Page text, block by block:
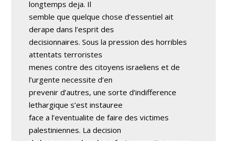
longtemps deja. Il
semble que quelque chose d’essentiel ait
derape dans l’esprit des
decisionnaires. Sous la pression des horribles
attentats terroristes
menes contre des citoyens israeliens et de
l’urgente necessite d’en
prevenir d’autres, une sorte d’indifference
lethargique s’est instauree
face a l’eventualite de faire des victimes
palestiniennes. La decision